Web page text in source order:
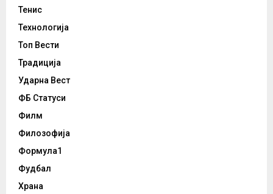
Тенис
Технологија
Топ Вести
Традиција
Ударна Вест
ФБ Статуси
Филм
Филозофија
Формула1
Фудбал
Храна